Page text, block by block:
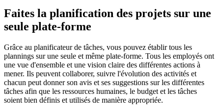
Faites la planification des projets sur une
seule plate-forme
Grâce au planificateur de tâches, vous pouvez établir tous les
plannings sur une seule et même plate-forme. Tous les employés ont
une vue d'ensemble et une vision claire des différentes actions à
mener. Ils peuvent collaborer, suivre l'évolution des activités et
chacun peut donner son avis et ses suggestions sur les différentes
tâches afin que les ressources humaines, le budget et les tâches
soient bien définis et utilisés de manière appropriée.